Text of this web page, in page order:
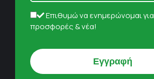
Επιθυμώ να ενημερώνομαι για
προσφορές & νέα!